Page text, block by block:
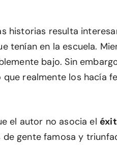
historias resulta
tenían en la escuela.
bajo. Sin
realmente los hacía
el autor no asocia el
de gente famosa y